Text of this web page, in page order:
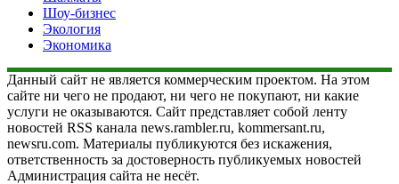
Шоу-бизнес
Экология
Экономика
Данный сайт не является коммерческим проектом. На этом
сайте ни чего не продают, ни чего не покупают, ни какие
услуги не оказываются. Сайт представляет собой ленту
новостей RSS канала news.rambler.ru, kommersant.ru,
newsru.com. Материалы публикуются без искажения,
ответственность за достоверность публикуемых новостей
Администрация сайта не несёт.